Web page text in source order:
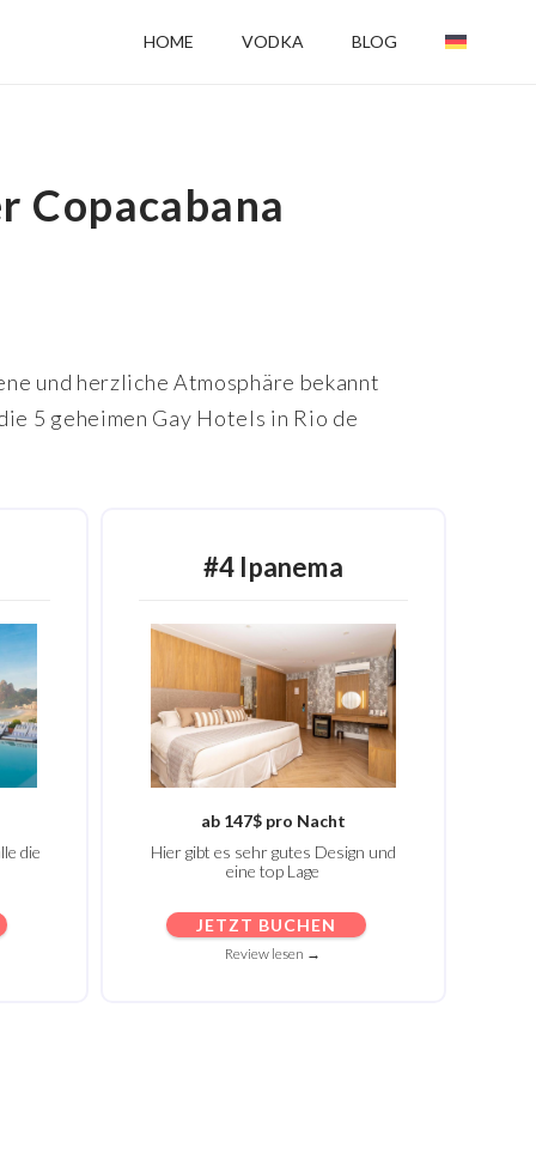
HOME VODKA BLOG
Copacabana
und herzliche Atmosphäre bekannt
5 geheimen Gay Hotels in Rio de
die
#4 Ipanema
ab 147$ pro Nacht
Hier gibt es sehr gutes Design und
eine top Lage
JETZT BUCHEN
Review lesen →